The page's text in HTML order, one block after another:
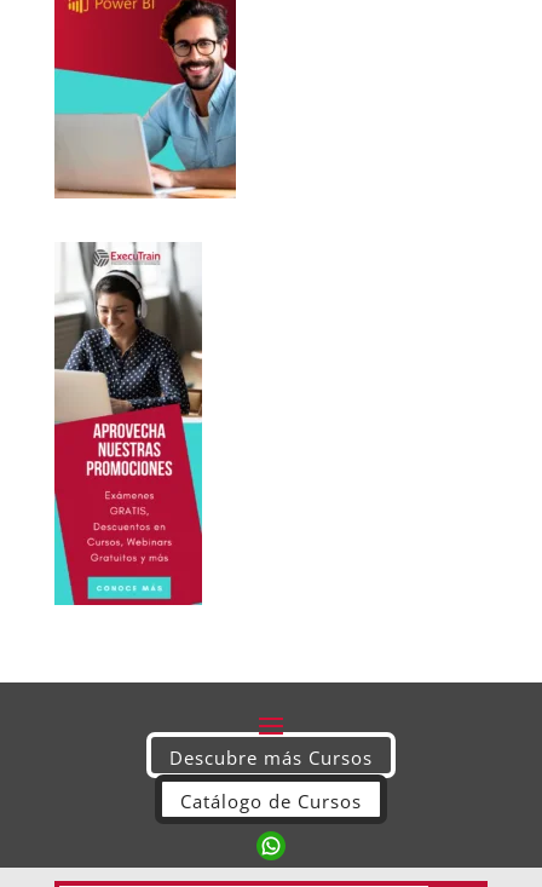
Descubre más Cursos
Catálogo de Cursos